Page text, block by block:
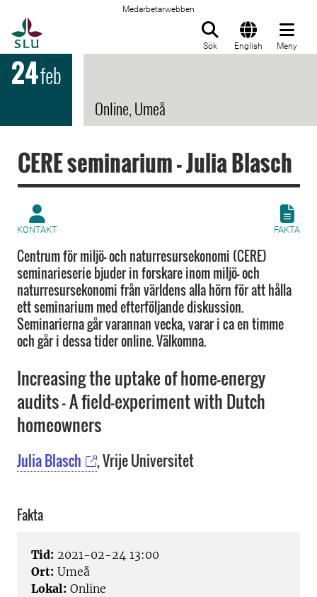
Medarbetarwebben
Sök English Meny
24feb
Online, Umeå
CERE seminarium - Julia Blasch
KONTAKT FAKTA
Centrum för miljö- och naturresursekonomi (CERE)
seminarieserie bjuder in forskare inom miljö- och
naturresursekonomi från världens alla hörn för att hålla
ett seminarium med efterföljande diskussion.
Seminarierna går varannan vecka, varar i ca en timme
och går i dessa tider online. Välkomna.
Increasing the uptake of home-energy
audits - A field-experiment with Dutch
homeowners
Julia Blasch , Vrije Universitet
Fakta
Tid: 2021-02-24 13:00
Ort: Umeå
Lokal: Online